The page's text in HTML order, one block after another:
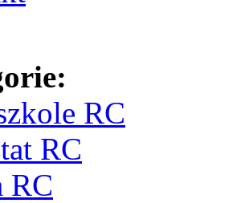
RC
RC
RC